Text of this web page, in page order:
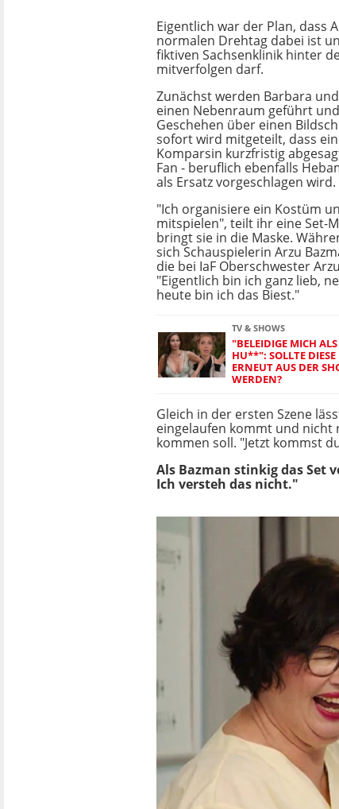
Eigentlich war der Plan, dass
normalen Drehtag dabei ist
fiktiven Sachsenklinik hinter
mitverfolgen darf.
Zunächst werden Barbara
einen Nebenraum geführt
Geschehen über einen
sofort wird mitgeteilt, dass
Komparsin kurzfristig
Fan - beruflich ebenfalls
als Ersatz vorgeschlagen wird.
"Ich organisiere ein Kostüm
mitspielen", teilt ihr eine Set-
bringt sie in die Maske.
sich Schauspielerin Arzu
die bei IaF Oberschwester
"Eigentlich bin ich ganz lieb,
heute bin ich das Biest."
TV & SHOWS
"BELEIDIGE MICH
HU**": SOLLTE
ERNEUT AUS DER
WERDEN?
Gleich in der ersten Szene
eingelaufen kommt und nicht
kommen soll. "Jetzt kommst
Als Bazman stinkig das Set
Ich versteh das nicht."